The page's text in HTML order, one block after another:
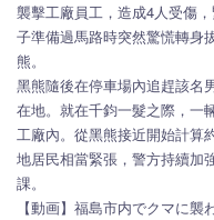
襲擊工廠員工，造成4人受傷
子準備過馬路時突然驚慌轉身
熊。
黑熊隨後在停車場內追趕該名
在地。就在千鈞一髮之際，一
工廠內。從黑熊接近開始計算
地居民相當緊張，警方持續加
課。
【動画】福島市内でクマに